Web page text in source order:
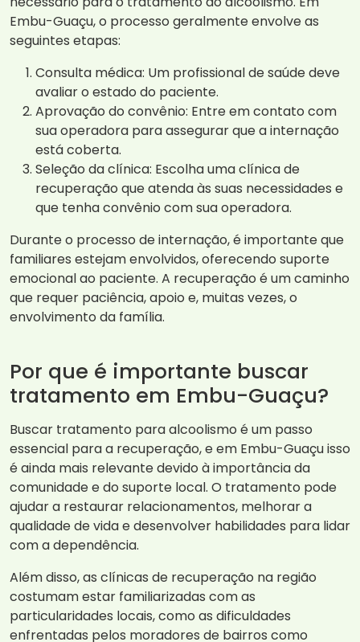
Embu-Guaçu, o processo geralmente envolve as
seguintes etapas:
Consulta médica: Um profissional de saúde deve
avaliar o estado do paciente.
Aprovação do convênio: Entre em contato com
sua operadora para assegurar que a internação
está coberta.
Seleção da clínica: Escolha uma clínica de
recuperação que atenda às suas necessidades e
que tenha convênio com sua operadora.
Durante o processo de internação, é importante que
familiares estejam envolvidos, oferecendo suporte
emocional ao paciente. A recuperação é um caminho
que requer paciência, apoio e, muitas vezes, o
envolvimento da família.
Por que é importante buscar
tratamento em Embu-Guaçu?
Buscar tratamento para alcoolismo é um passo
essencial para a recuperação, e em Embu-Guaçu isso
é ainda mais relevante devido à importância da
comunidade e do suporte local. O tratamento pode
ajudar a restaurar relacionamentos, melhorar a
qualidade de vida e desenvolver habilidades para lidar
com a dependência.
Além disso, as clínicas de recuperação na região
costumam estar familiarizadas com as
particularidades locais, como as dificuldades
enfrentadas pelos moradores de bairros como